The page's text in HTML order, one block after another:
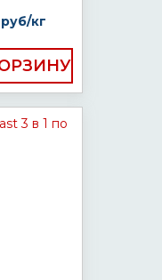
руб/кг